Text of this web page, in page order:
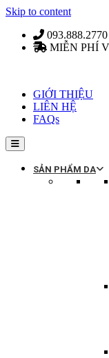
Skip to content
MIỄN PHÍ
GIỚI THIỆU
LIÊN HỆ
FAQs
SẢN PHẨM DA